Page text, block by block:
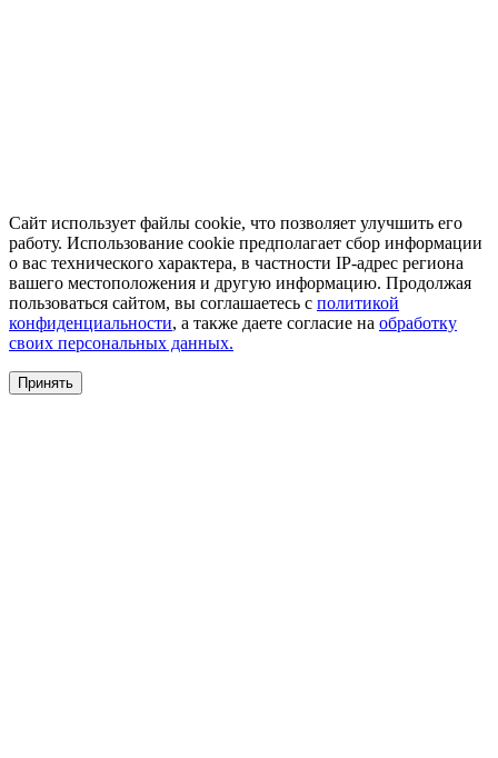
Сайт использует файлы cookie, что позволяет улучшить его
работу. Использование cookie предполагает сбор информации
о вас технического характера, в частности IP-адрес региона
вашего местоположения и другую информацию. Продолжая
пользоваться сайтом, вы соглашаетесь с политикой
конфиденциальности, а также даете согласие на обработку
своих персональных данных.
Принять